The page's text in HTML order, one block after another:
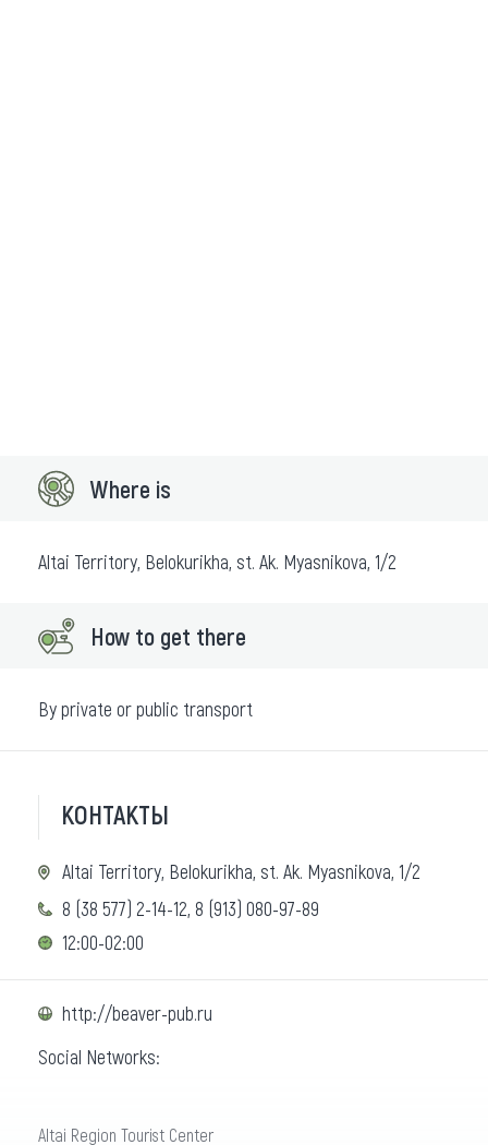
Where is
Altai Territory, Belokurikha, st. Ak. Myasnikova, 1/2
How to get there
By private or public transport
КОНТАКТЫ
Altai Territory, Belokurikha, st. Ak. Myasnikova, 1/2
8 (38 577) 2-14-12, 8 (913) 080-97-89
12:00-02:00
http://beaver-pub.ru
Social Networks:
Altai Region Tourist Center